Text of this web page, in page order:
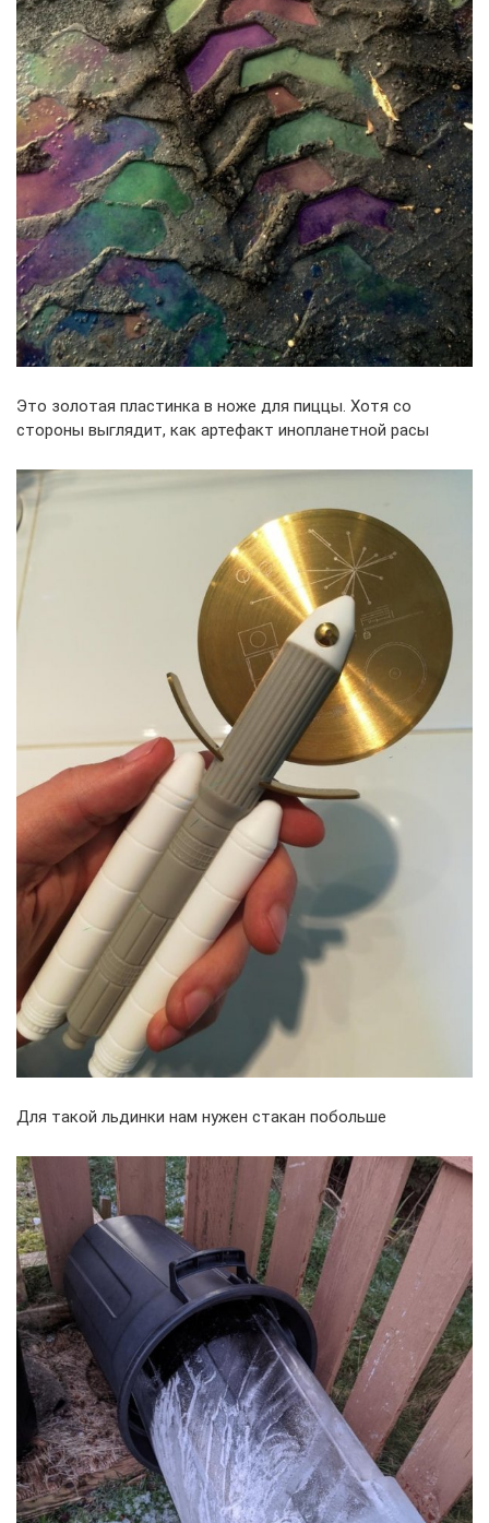
Это золотая пластинка в ноже для пиццы. Хотя со
стороны выглядит, как артефакт инопланетной расы
Для такой льдинки нам нужен стакан побольше